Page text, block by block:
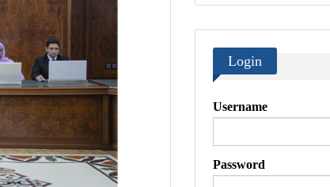
Login
Username
Password